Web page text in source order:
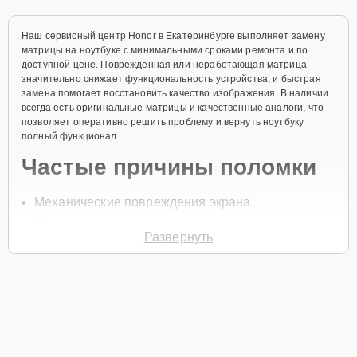
Наш сервисный центр Honor в Екатеринбурге выполняет замену
матрицы на ноутбуке с минимальными сроками ремонта и по
доступной цене. Поврежденная или неработающая матрица
значительно снижает функциональность устройства, и быстрая
замена помогает восстановить качество изображения. В наличии
всегда есть оригинальные матрицы и качественные аналоги, что
позволяет оперативно решить проблему и вернуть ноутбуку
полный функционал.
Частые причины поломки
Механические повреждения экрана.
Износ компонентов дисплея.
Развернуть